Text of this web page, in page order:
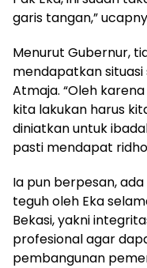
garis tangan,”
Menurut Gubernur,
mendapatkan situasi
Atmaja. “Oleh
kita lakukan harus
diniatkan untuk
pasti mendapat ridho
Ia pun berpesan,
teguh oleh Eka
Bekasi, yakni
profesional agar
pembangunan